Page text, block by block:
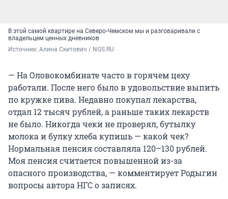
В этой самой квартире на Северо-Чемском мы и разговаривали с
владельцем ценных дневников
Источник: Алина Скитович / NGS.RU
— На Оловокомбинате часто в горячем цеху
работали. После него было в удовольствие выпить
по кружке пива. Недавно покупал лекарства,
отдал 12 тысяч рублей, а раньше таких лекарств
не было. Никогда чеки не проверял, бутылку
молока и булку хлеба купишь — какой чек?
Нормальная пенсия составляла 120–130 рублей.
Моя пенсия считается повышенной из-за
опасного производства, — комментирует Родыгин
вопросы автора НГС о записях.